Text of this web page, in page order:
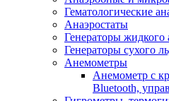
Гематологические
Анаэростаты
Генераторы жидкого
Генераторы сухого
Анемометры
Анемометр с
Bluetooth,